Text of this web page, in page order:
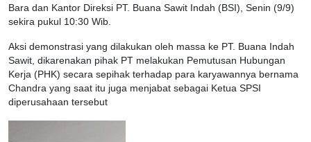
Bara dan Kantor Direksi PT. Buana Sawit Indah (BSI), Senin (9/9)
sekira pukul 10:30 Wib.
Aksi demonstrasi yang dilakukan oleh massa ke PT. Buana Indah
Sawit, dikarenakan pihak PT melakukan Pemutusan Hubungan
Kerja (PHK) secara sepihak terhadap para karyawannya bernama
Chandra yang saat itu juga menjabat sebagai Ketua SPSI
diperusahaan tersebut